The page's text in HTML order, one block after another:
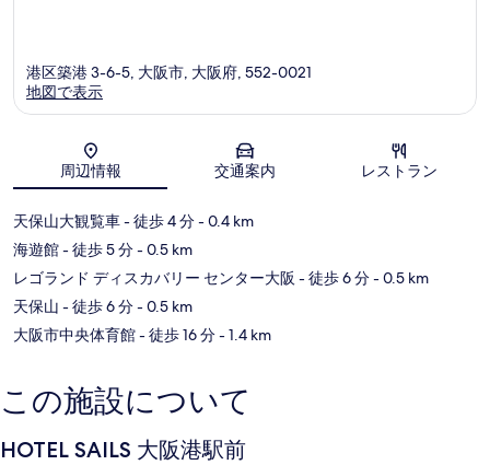
地図
港区築港 3-6-5, 大阪市, 大阪府, 552-0021
地図で表示
周辺情報 交通案内 レストラン
天保山大観覧車- 徒歩 4 分- 0.4 km
海遊館- 徒歩 5 分- 0.5 km
レゴランド ディスカバリー センター大阪 - 徒歩 6 分- 0.5 km
天保山 - 徒歩 6 分- 0.5 km
大阪市中央体育館- 徒歩 16 分- 1.4 km
この施設について
HOTEL SAILS 大阪港駅前